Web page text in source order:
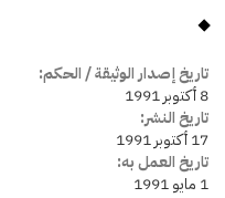
تاريخ إصدار الوثيقة / الحكم:
8 أكتوبر 1991
تاريخ النشر:
17 أكتوبر 1991
تاريخ العمل به:
1 مايو 1991